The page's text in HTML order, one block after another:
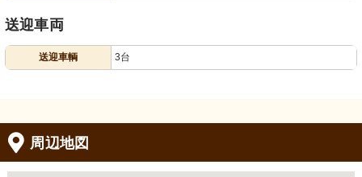
送迎車両
送迎車輌 3台
周辺地図